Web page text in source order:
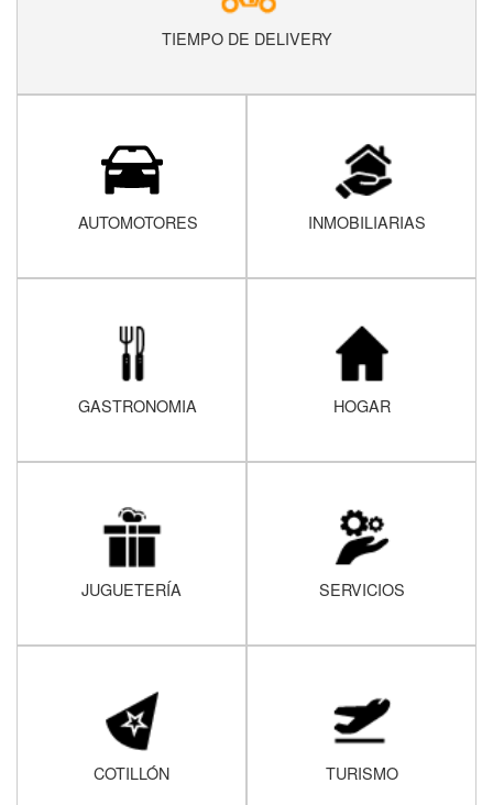
TIEMPO DE DELIVERY
AUTOMOTORES INMOBILIARIAS
GASTRONOMIA HOGAR
JUGUETERÍA SERVICIOS
COTILLÓN TURISMO